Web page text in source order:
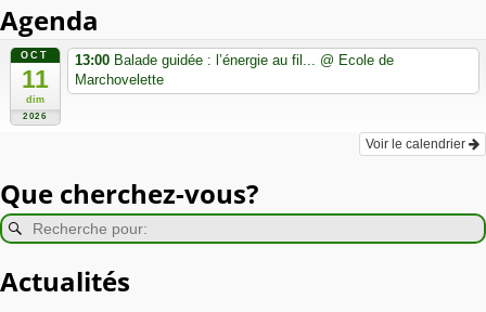
Agenda
OCT
11
dim
2026
13:00 Balade guidée : l’énergie au fil... @ Ecole de
Marchovelette
Voir le calendrier
Que cherchez-vous?
Actualités